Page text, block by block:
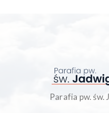
Parafia pw.